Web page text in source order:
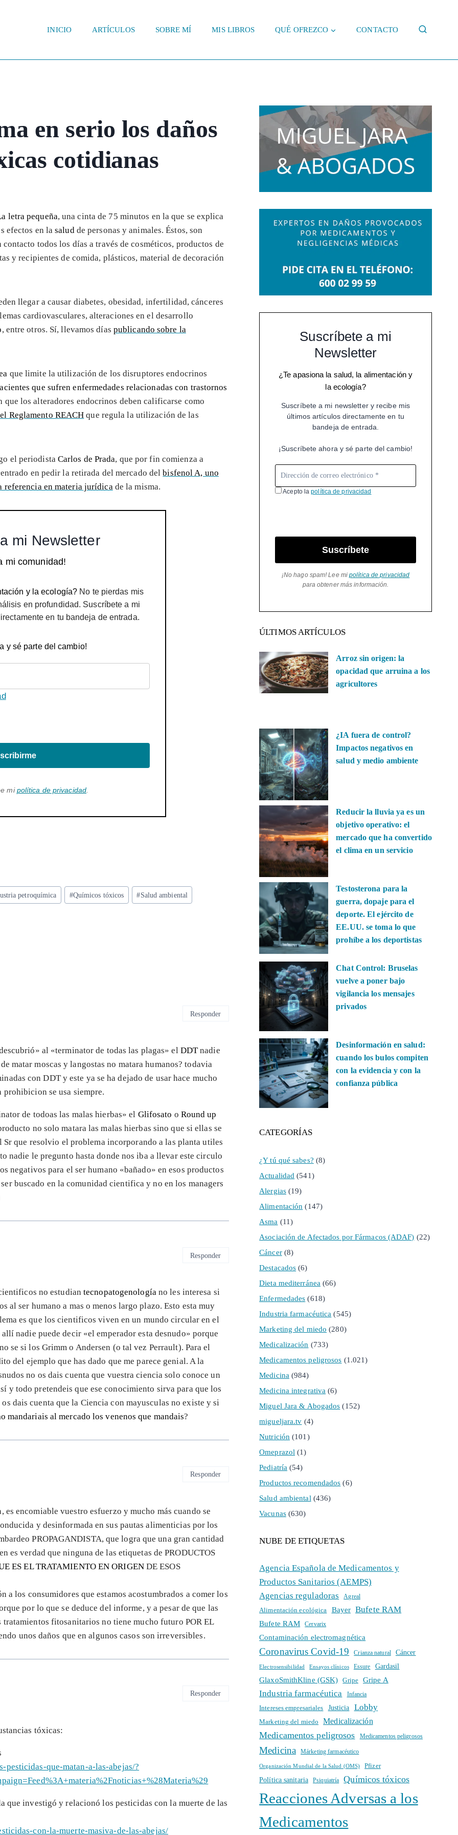
INICIO ARTÍCULOS SOBRE MÍ MIS LIBROS QUÉ OFREZCO CONTACTO
en serio los daños
cotidianas
letra pequeña, una cinta de 75 minutos en la que se explica
efectos en lasalud de personas y animales. Éstos, son
contacto todos los días a través de cosméticos, productos de
y recipientes de comida, plásticos, material de decoración
llegar a causar diabetes, obesidad, infertilidad, cánceres
cardiovasculares, alteraciones en el desarrollo
, entre otros. Sí, llevamos días publicando sobre la
que limite la utilización de los disruptores endocrinos
que sufren enfermedades relacionadas con trastornos
que los alteradores endocrinos deben calificarse como
Reglamento REACH que regula la utilización de las
el periodista Carlos de Prada, que por fin comienza a
en pedir la retirada del mercado delbisfenol A, uno
referencia en materia jurídica de la misma.
mi Newsletter
mi comunidad!
y la ecología? No te pierdas mis
en profundidad. Suscríbete a mi
en tu bandeja de entrada.
y sé parte del cambio!
mipolítica de privacidad
petroquímica #Químicos tóxicos #Salud ambiental
al «terminator de todas las plagas» el DDTnadie
matar moscas y langostas no matara humanos? todavia
con DDT y este ya se ha dejado de usar hace mucho
prohibicion se usa siempre.
de todoas las malas hierbas» el Glifosato o Round up
no solo matara las malas hierbas sino que si ellas se
Sr que resolvio el problema incorporando a las planta utiles
nadie le pregunto hasta donde nos iba a llevar este circulo
negativos para el ser humano «bañado» en esos productos
buscado en la comunidad cientifica y no en los managers
Responder
no estudiantecnopatogenologíano les interesa si
al ser humano a mas o menos largo plazo. Esto esta muy
es que los cientificos viven en un mundo circular en el
nadie puede decir «el emperador esta desnudo» porque
se si los Grimm o Andersen (o tal vez Perrault). Para el
del ejemplo que has dado que me parece genial. A la
no os dais cuenta que vuestra ciencia solo conoce un
y todo pretendeis que ese conocimiento sirva para que los
dais cuenta que la Ciencia con mayusculas no existe y si
mandariais al mercado los venenos que mandais?
Responder
encomiable vuestro esfuerzo y mucho más cuando se
y desinformada en sus pautas alimenticias por los
PROPAGANDISTA, que logra que una gran cantidad
es verdad que ninguna de las etiquetas de PRODUCTOS
ES EL TRATAMIENTO EN ORIGENDE ESOS
a los consumidores que estamos acostumbrados a comer los
por lo que se deduce del informe, y a pesar de que las
fitosanitarios no tiene mucho futuro POR EL
unos daños que en algunos casos son irreversibles.
Responder
tóxicas:
que-matan-a-las-abejas/?
que investigó y relacionó los pesticidas con la muerte de las
con-la-muerte-masiva-de-las-abejas/
Responder
Suscríbete a mi
Newsletter
¿Te apasiona la salud, la alimentación y
la ecología?
Suscríbete a mi newsletter y recibe mis
últimos artículos directamente en tu
bandeja de entrada.
¡Suscríbete ahora y sé parte del cambio!
Acepto lapolítica de privacidad
Suscríbete
¡No hago spam! Lee mipolítica de privacidad
para obtener más información.
ÚLTIMOS ARTÍCULOS
Arroz sin origen: la
opacidad que arruina a los
agricultores
¿IA fuera de control?
Impactos negativos en
salud y medio ambiente
Reducir la lluvia ya es un
objetivo operativo: el
mercado que ha convertido
el clima en un servicio
Testosterona para la
guerra, dopaje para el
deporte. El ejército de
EE.UU. se toma lo que
prohíbe a los deportistas
Chat Control: Bruselas
vuelve a poner bajo
vigilancia los mensajes
privados
Desinformación en salud:
cuando los bulos compiten
con la evidencia y con la
confianza pública
CATEGORÍAS
¿Y tú qué sabes? (8)
Actualidad (541)
Alergias(19)
Alimentación (147)
Asma (11)
Asociación de Afectados por Fármacos (ADAF) (22)
Cáncer(8)
Destacados (6)
Dieta mediterránea (66)
Enfermedades (618)
Industria farmacéutica (545)
Marketing del miedo (280)
Medicalización (733)
Medicamentos peligrosos (1.021)
Medicina (984)
Medicina integrativa (6)
Miguel Jara & Abogados (152)
migueljara.tv (4)
Nutrición (101)
Omeprazol (1)
Pediatría (54)
Productos recomendados (6)
Salud ambiental (436)
Vacunas(630)
NUBE DE ETIQUETAS
Agencia Española de Medicamentos y
Productos Sanitarios (AEMPS)
Agencias reguladoras
Agreal
Alimentación ecológica Bayer Bufete RAM
Bufete RAM Cervarix
Contaminación electromagnética
Coronavirus Covid-19 Crianza natural Cáncer
Electrosensibilidad Ensayos clínicos Essure Gardasil
GlaxoSmithKline (GSK) Gripe Gripe A
Industria farmacéutica Infancia
Intereses empresariales Justicia Lobby
Marketing del miedo Medicalización
Medicamentos peligrosos Medicamentos peligrosos
Medicina Márketing farmacéutico
Organización Mundial de la Salud (OMS) Pfizer
Política sanitaria Psiquiatría Químicos tóxicos
Reacciones Adversas a los
Medicamentos